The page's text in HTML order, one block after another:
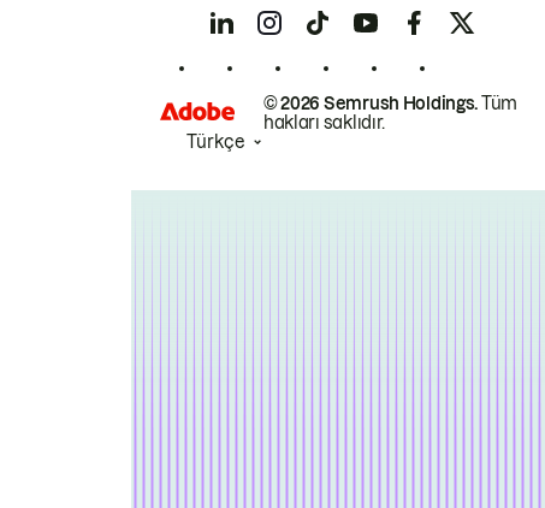
© 2026 Semrush Holdings.Tüm
hakları saklıdır.
Türkçe